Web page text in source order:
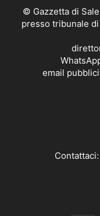
© Gazzetta di
presso tribunale
email
Contattaci: